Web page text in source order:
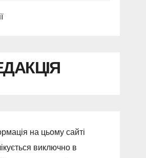
на цьому сайті
виключно в